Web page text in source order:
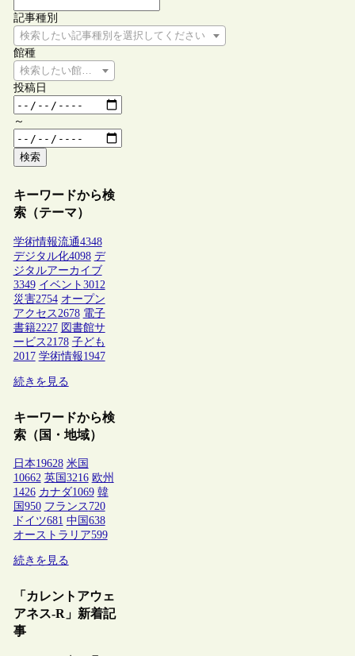
記事種別
検索したい記事種別を選択してください
館種
検索したい館種を選択してください
投稿日
～
検索
キーワードから検
索（テーマ）
学術情報流通4348
デジタル化4098 デ
ジタルアーカイブ
3349 イベント 3012
災害2754 オープン
アクセス 2678 電子
書籍2227 図書館サ
ービス 2178 子ども
2017 学術情報1947
続きを見る
キーワードから検
索（国・地域）
日本19628 米国
10662 英国 3216 欧州
1426 カナダ1069 韓
国 950 フランス 720
ドイツ681 中国 638
オーストラリア599
続きを見る
「カレントアウェ
アネス-R」新着記
事